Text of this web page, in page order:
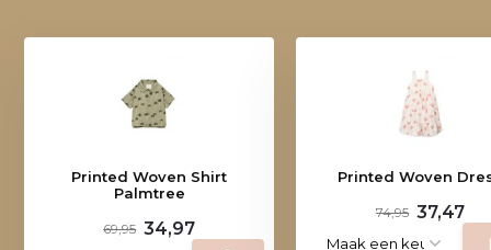
Printed Woven Shirt
Palmtree
69,95 34,97
Printed Woven
74,95 37,47